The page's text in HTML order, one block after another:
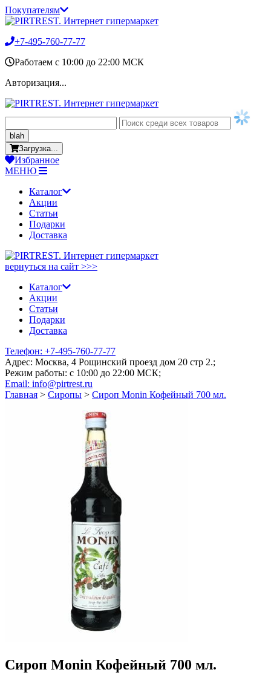
Покупателям
+7-495-760-77-77
Работаем c 10:00 до 22:00 МСК
Авторизация...
blah
Загрузка...
Избранное
МЕНЮ
Каталог
Акции
Статьи
Подарки
Доставка
вернуться на сайт >>>
Каталог
Акции
Статьи
Подарки
Доставка
Телефон: +7-495-760-77-77
Адрес: Москва, 4 Рощинский проезд дом 20 стр 2.;
Режим работы: c 10:00 до 22:00 МСК;
Email: info@pirtrest.ru
Главная > Сиропы > Сироп Monin Кофейный 700 мл.
Сироп Monin Кофейный 700 мл.